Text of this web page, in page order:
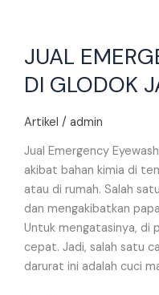
JUAL
DI GLODOK
Artikel / admin
Jual Emergency
akibat bahan kimia di
atau di rumah. Salah
dan mengakibatkan
Untuk mengatasinya, di
cepat. Jadi, salah satu
darurat ini adalah cuci
EMERGENCY
DI
JAKARTA